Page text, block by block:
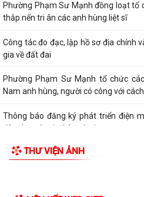
Phường Phạm Sư Mạnh đồng loạt tổ
thắp nến tri ân các anh hùng liệt sĩ
Công tác đo đạc, lập hồ sơ địa chính
gia về đất đai
Phường Phạm Sư Mạnh tổ chức
Nam anh hùng, người có công với
Thông báo đăng ký phát triển điện
tiêu thụ trên địa bàn phường...
Thông báo đấu giá quyền sử dụng
THƯ VIỆN ẢNH